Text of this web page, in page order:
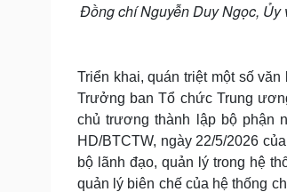
Đồng chí Nguyễn Duy Ngọc,
Triển khai, quán triệt một số
Trưởng ban Tổ chức Trung
chủ trương thành lập bộ phận
HD/BTCTW, ngày 22/5/2026
bộ lãnh đạo, quản lý trong hệ
quản lý biên chế của hệ thống